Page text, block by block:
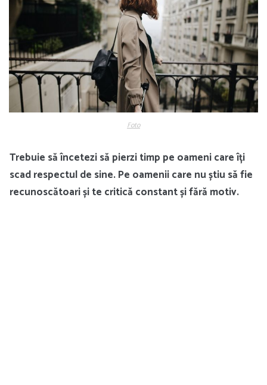
Foto
Trebuie să încetezi să pierzi timp pe oameni care îți
scad respectul de sine. Pe oamenii care nu știu să fie
recunoscătoari și te critică constant și fără motiv.